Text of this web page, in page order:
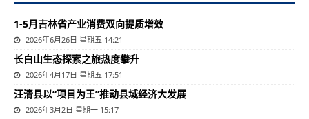
1-5月吉林省产业消费双向提质增效
2026年6月26日 星期五 14:21
长白山生态探索之旅热度攀升
2026年4月17日 星期五 17:51
汪清县以“项目为王”推动县域经济大发展
2026年3月2日 星期一 15:17